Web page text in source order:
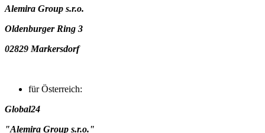
Alemira Group s.r.o.
Oldenburger Ring 3
02829 Markersdorf
für Österreich:
Global24
"Alemira Group s.r.o."